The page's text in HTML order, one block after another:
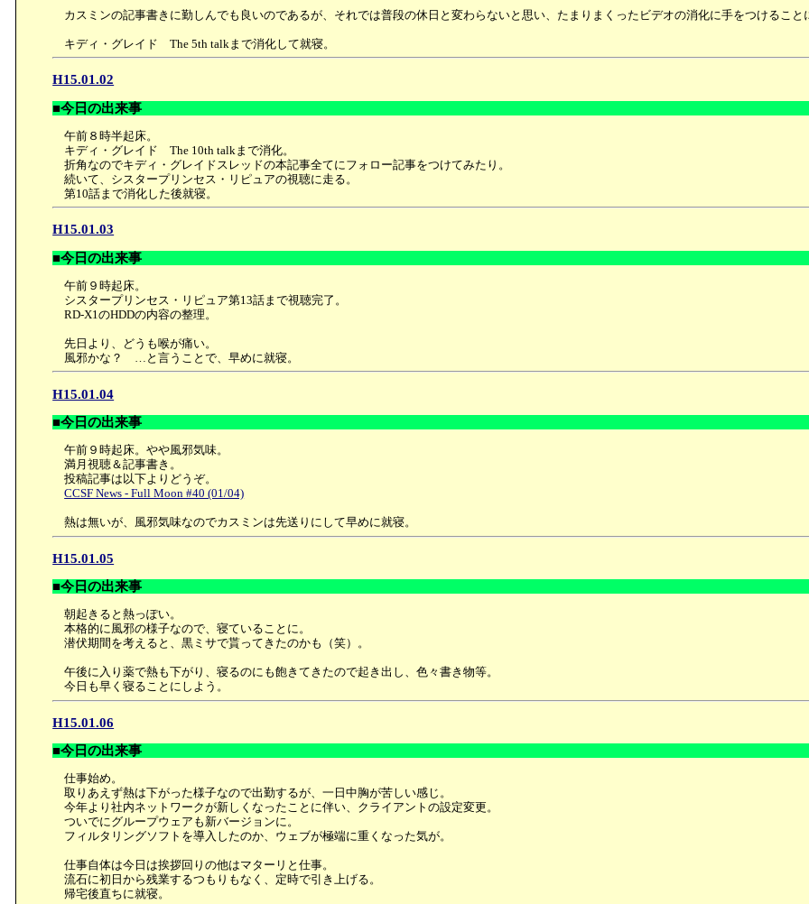
カスミンの記事書きに勤しんでも良いのであるが、それでは普段の休日と変わらないと思い、たまりまくったビデオの消化に手をつけること
キディ・グレイド The 5th talkまで消化して就寝。
H15.01.02
■今日の出来事
午前８時半起床。
キディ・グレイド The 10th talkまで消化。
折角なのでキディ・グレイドスレッドの本記事全てにフォロー記事をつけてみたり。
続いて、シスタープリンセス・リピュアの視聴に走る。
第10話まで消化した後就寝。
H15.01.03
■今日の出来事
午前９時起床。
シスタープリンセス・リピュア第13話まで視聴完了。
RD-X1のHDDの内容の整理。
先日より、どうも喉が痛い。
風邪かな？ …と言うことで、早めに就寝。
H15.01.04
■今日の出来事
午前９時起床。やや風邪気味。
満月視聴＆記事書き。
投稿記事は以下よりどうぞ。
CCSF News - Full Moon #40 (01/04)
熱は無いが、風邪気味なのでカスミンは先送りにして早めに就寝。
H15.01.05
■今日の出来事
朝起きると熱っぽい。
本格的に風邪の様子なので、寝ていることに。
潜伏期間を考えると、黒ミサで貰ってきたのかも（笑）。
午後に入り薬で熱も下がり、寝るのにも飽きてきたので起き出し、色々書き物等。
今日も早く寝ることにしよう。
H15.01.06
■今日の出来事
仕事始め。
取りあえず熱は下がった様子なので出勤するが、一日中胸が苦しい感じ。
今年より社内ネットワークが新しくなったことに伴い、クライアントの設定変更。
ついでにグループウェアも新バージョンに。
フィルタリングソフトを導入したのか、ウェブが極端に重くなった気が。
仕事自体は今日は挨拶回りの他はマターリと仕事。
流石に初日から残業するつもりもなく、定時で引き上げる。
帰宅後直ちに就寝。